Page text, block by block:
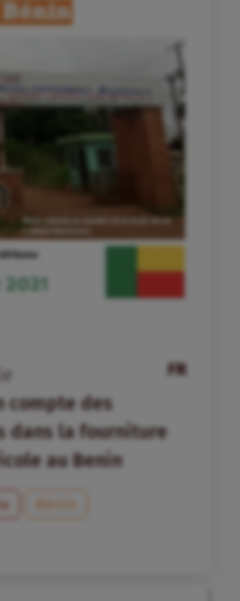
FR
compte des
dans la fourniture
au Benin
Bénin